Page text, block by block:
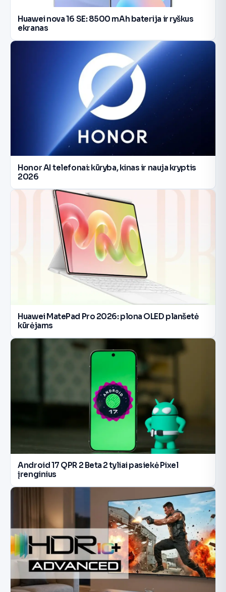
Huawei nova 16 SE: 8500 mAh baterija ir ryškus
ekranas
Honor AI telefonai: kūryba, kinas ir nauja kryptis
2026
Huawei MatePad Pro 2026: plona OLED planšetė
kūrėjams
Android 17 QPR 2 Beta 2 tyliai pasiekė Pixel
įrenginius